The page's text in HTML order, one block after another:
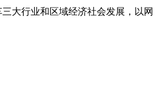
大行业和区域经济社会发展，以网